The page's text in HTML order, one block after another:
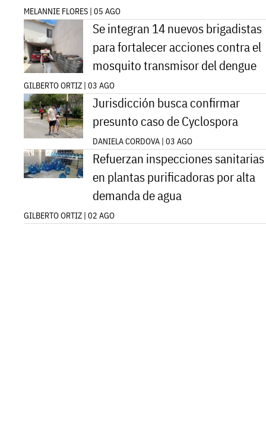
MELANNIE FLORES | 05 AGO
Se integran 14 nuevos brigadistas
para fortalecer acciones contra el
mosquito transmisor del dengue
GILBERTO ORTIZ | 03 AGO
Jurisdicción busca confirmar
presunto caso de Cyclospora
DANIELA CORDOVA | 03 AGO
Refuerzan inspecciones sanitarias
en plantas purificadoras por alta
demanda de agua
GILBERTO ORTIZ | 02 AGO